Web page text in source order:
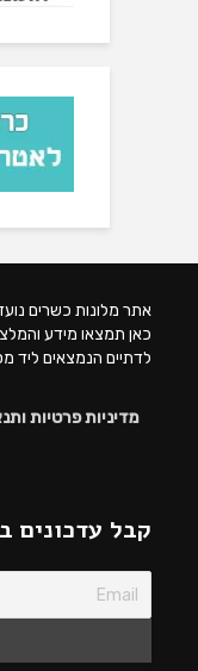
אתר מלונות כשרים
כאן תמצאו מידע
לדתיים הנמצאים ליד
מדיניות פרטיות
קבל עדכונים